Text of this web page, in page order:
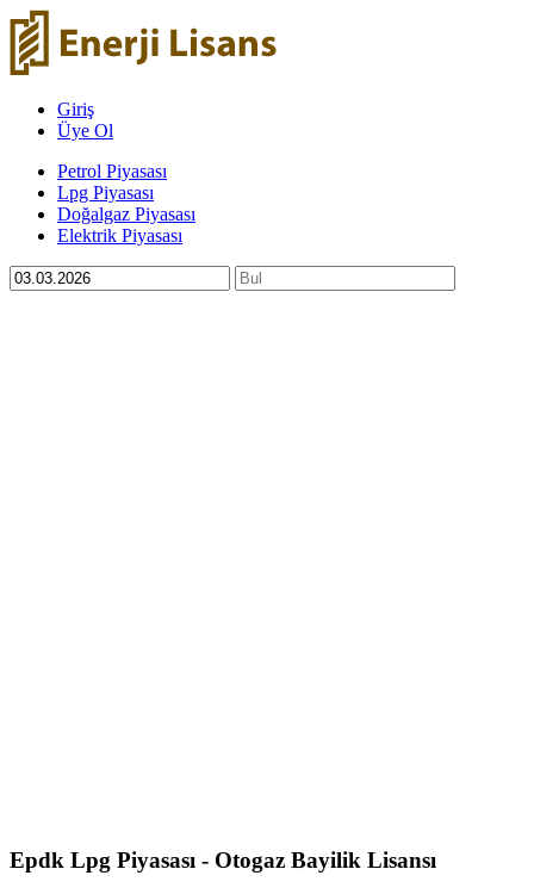
Giriş
Üye Ol
Petrol Piyasası
Lpg Piyasası
Doğalgaz Piyasası
Elektrik Piyasası
Epdk Lpg Piyasası - Otogaz Bayilik Lisansı